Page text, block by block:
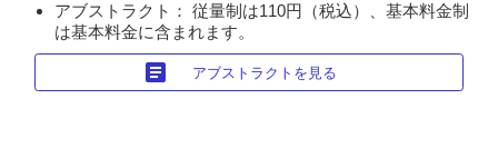
アブストラクト： 従量制は110円（税込）、基本料金制
は基本料金に含まれます。
article アブストラクトを見る